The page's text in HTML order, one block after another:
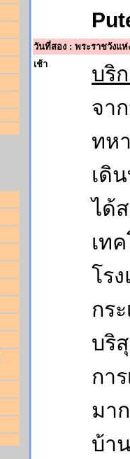
วันที่สอง : พระราชวังแ
เช้า
บริ
จา
ทห
เดิ
ได้
เท
โร
กร
บริ
กา
มา
บ้า